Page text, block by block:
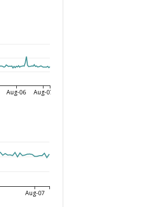
Aug-06 Aug-07
Aug-07